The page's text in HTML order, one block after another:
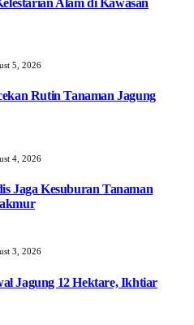
Alam di Kawasan
5, 2026
Rutin Tanaman Jagung
4, 2026
Jaga Kesuburan Tanaman
3, 2026
Jagung 12 Hektare, Ikhtiar